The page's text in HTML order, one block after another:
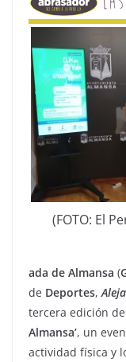
(FOTO: El
ada de Almansa (
de Deportes,
tercera edición
Almansa’, un
actividad física y